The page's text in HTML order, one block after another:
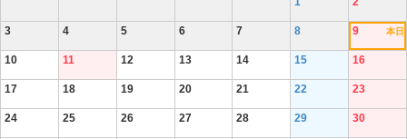
3 4 5 6 7 8 9 本日
10 11 12 13 14 15 16
17 18 19 20 21 22 23
24 25 26 27 28 29 30